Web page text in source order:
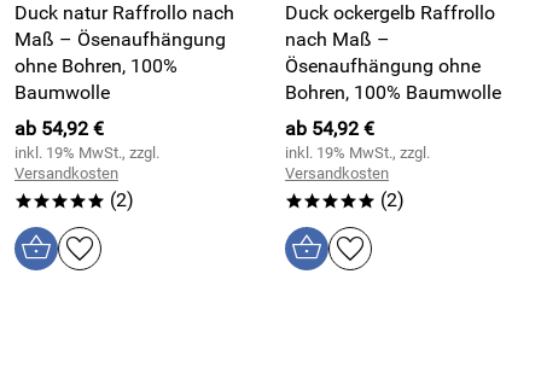
Duck natur Raffrollo nach
Maß – Ösenaufhängung
ohne Bohren, 100%
Baumwolle
ab 54,92 €
inkl. 19% MwSt., zzgl.
Versandkosten
***** (2)
Duck ockergelb Raffrollo
nach Maß –
Ösenaufhängung ohne
Bohren, 100% Baumwolle
ab 54,92 €
inkl. 19% MwSt., zzgl.
Versandkosten
***** (2)